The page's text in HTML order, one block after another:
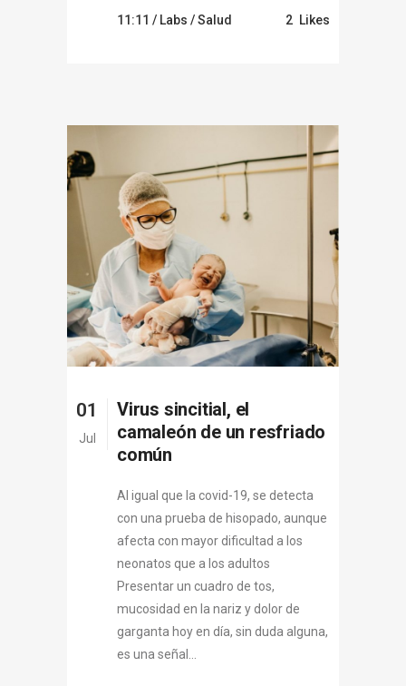
11:11 / Labs /Salud 2 Likes
01
Jul
Virus sincitial, el
camaleón de un resfriado
común
Al igual que la covid-19, se detecta
con una prueba de hisopado, aunque
afecta con mayor dificultad a los
neonatos que a los adultos
Presentar un cuadro de tos,
mucosidad en la nariz y dolor de
garganta hoy en día, sin duda alguna,
es una señal...